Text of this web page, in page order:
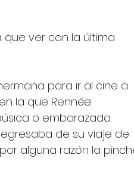
ver con la última
para ir al cine a
la que Rennée
o embarazada.
de su viaje de
alguna razón la